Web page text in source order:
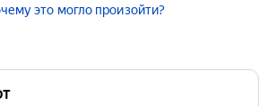
это могло произойти?